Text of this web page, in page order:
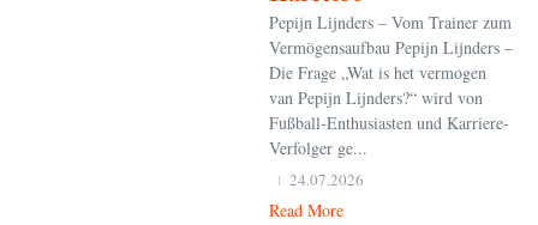
Pepijn Lijnders – Vom Trainer zum
Vermögensaufbau Pepijn Lijnders –
Die Frage „Wat is het vermogen
van Pepijn Lijnders?“ wird von
Fußball-Enthusiasten und Karriere-
Verfolger ge...
24.07.2026
Read More